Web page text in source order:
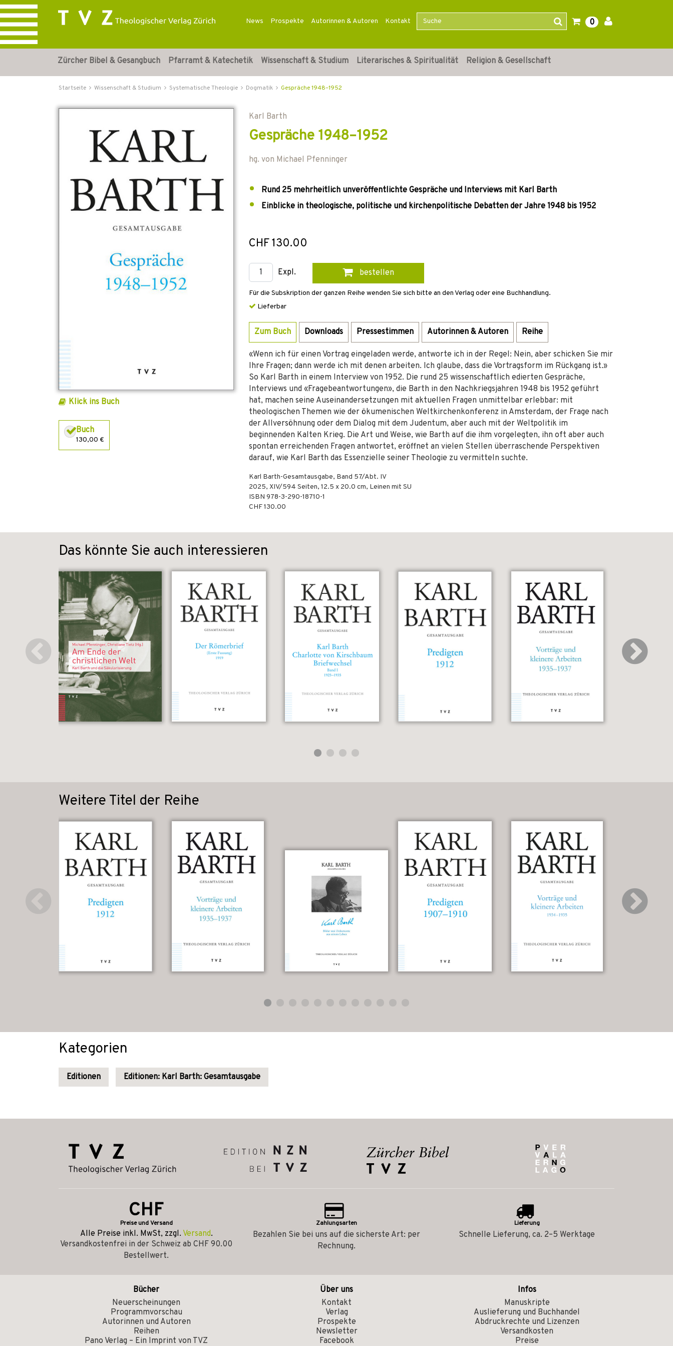
News Prospekte Autorinnen & Autoren Kontakt 0
Zürcher Bibel & Gesangbuch Pfarramt & Katechetik Wissenschaft & Studium Literarisches & Spiritualität Religion & Gesellschaft
Startseite Wissenschaft & Studium Systematische Theologie Dogmatik Gespräche 1948–1952
Klick ins Buch
Buch
130,00 €
Karl Barth
Gespräche 1948–1952
hg. von Michael Pfenninger
Rund 25 mehrheitlich unveröffentlichte Gespräche und Interviews mit Karl Barth
Einblicke in theologische, politische und kirchenpolitische Debatten der Jahre 1948 bis 1952
CHF 130.00
Expl. bestellen
Für die Subskription der ganzen Reihe wenden Sie sich bitte an den Verlag oder eine Buchhandlung.
Lieferbar
Zum Buch Downloads Pressestimmen Autorinnen & Autoren Reihe
«Wenn ich für einen Vortrag eingeladen werde, antworte ich in der Regel: Nein, aber schicken Sie mir
Ihre Fragen; dann werde ich mit denen arbeiten. Ich glaube, dass die Vortragsform im Rückgang ist.»
So Karl Barth in einem Interview von 1952. Die rund 25 wissenschaftlich edierten Gespräche,
Interviews und «Fragebeantwortungen», die Barth in den Nachkriegsjahren 1948 bis 1952 geführt
hat, machen seine Auseinandersetzungen mit aktuellen Fragen unmittelbar erlebbar: mit
theologischen Themen wie der ökumenischen Weltkirchenkonferenz in Amsterdam, der Frage nach
der Allversöhnung oder dem Dialog mit dem Judentum, aber auch mit der Weltpolitik im
beginnenden Kalten Krieg. Die Art und Weise, wie Barth auf die ihm vorgelegten, ihn oft aber auch
spontan erreichenden Fragen antwortet, eröffnet an vielen Stellen überraschende Perspektiven
darauf, wie Karl Barth das Essenzielle seiner Theologie zu vermitteln suchte.
Karl Barth-Gesamtausgabe, Band 57/Abt. IV
2025, XIV/594 Seiten, 12.5 x 20.0 cm, Leinen mit SU
ISBN 978-3-290-18710-1
CHF 130.00
Das könnte Sie auch interessieren
Weitere Titel der Reihe
Kategorien
Editionen Editionen: Karl Barth: Gesamtausgabe
CHF
Preise und Versand
Alle Preise inkl. MwSt, zzgl. Versand.
Versandkostenfrei in der Schweiz ab CHF 90.00
Bestellwert.
Zahlungsarten
Bezahlen Sie bei uns auf die sicherste Art: per
Rechnung.
Lieferung
Schnelle Lieferung, ca. 2–5 Werktage
Bücher
Neuerscheinungen
Programmvorschau
Autorinnen und Autoren
Reihen
Pano Verlag – Ein Imprint von TVZ
Über uns
Kontakt
Verlag
Prospekte
Newsletter
Facebook
Infos
Manuskripte
Auslieferung und Buchhandel
Abdruckrechte und Lizenzen
Versandkosten
Preise